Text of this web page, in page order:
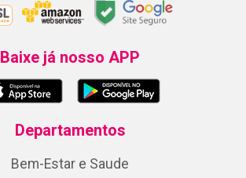
Baixe já nosso APP
Departamentos
Bem-Estar e Saude